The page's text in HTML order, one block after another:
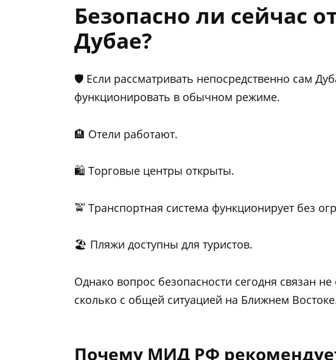
Безопасно ли сейчас
Дубае?
🛡️ Если рассматривать непосредственно сам
функционировать в обычном режиме.
🏨 Отели работают.
🛍️ Торговые центры открыты.
🚖 Транспортная система функционирует без
🏖️ Пляжи доступны для туристов.
Однако вопрос безопасности сегодня связан
сколько с общей ситуацией на Ближнем
Почему МИД РФ